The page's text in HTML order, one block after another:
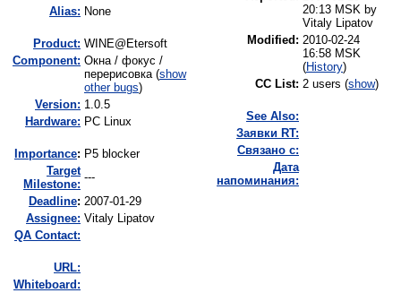
Alias: None
Product: WINE@Etersoft
Component: Окна / фокус /
перерисовка (show
other bugs)
Version: 1.0.5
Hardware: PC Linux
mportance: P5 blocker
Target
Milestone:
---
Deadline: 2007-01-29
Assignee: Vitaly Lipatov
QA Contact:
URL:
Whiteboard:
20:13 MSK by
Vitaly Lipatov
Modified: 2010-02-24
16:58 MSK
(History)
CC List: 2 users (show)
See Also:
Заявки RT:
Связано с:
Дата
напоминания: